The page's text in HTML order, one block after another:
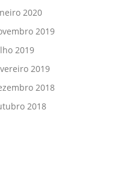
2020
2019
2019
2019
2018
2018